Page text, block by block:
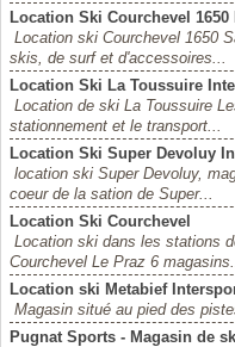
Location Ski Courchevel
Location ski Courchevel 1650
skis, de surf et d'accessoires...
Location Ski La Toussuire
Location de ski La Toussuire
stationnement et le transport...
Location Ski Super Devoluy
location ski Super Devoluy,
coeur de la sation de Super...
Location Ski Courchevel
Location ski dans les stations
Courchevel Le Praz 6
Location ski Metabief
Magasin situé au pied des
Pugnat Sports - Magasin de